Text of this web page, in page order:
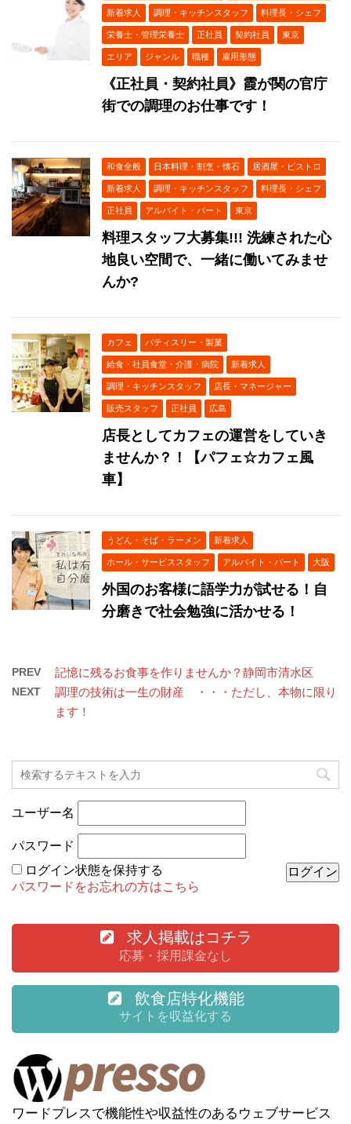
新着求人 調理・キッチンスタッフ 料理長・シェフ
栄養士・管理栄養士 正社員 契約社員 東京
エリア ジャンル 職種 雇用形態
《正社員・契約社員》霞が関の官庁
街での調理のお仕事です！
和食全般 日本料理・割烹・懐石 居酒屋・ビストロ
新着求人 調理・キッチンスタッフ 料理長・シェフ
正社員 アルバイト・パート 東京
料理スタッフ大募集!!! 洗練された心
地良い空間で、一緒に働いてみませ
んか?
カフェ パティスリー・製菓
給食・社員食堂・介護・病院 新着求人
調理・キッチンスタッフ 店長・マネージャー
販売スタッフ 正社員 広島
店長としてカフェの運営をしていき
ませんか？！【パフェ☆カフェ風
車】
うどん・そば・ラーメン 新着求人
ホール・サービススタッフ アルバイト・パート 大阪
外国のお客様に語学力が試せる！自
分磨きで社会勉強に活かせる！
PREV 記憶に残るお食事を作りませんか？静岡市清水区
NEXT
調理の技術は一生の財産 ・・・ただし、本物に限り
ます！
ユーザー名
パスワード
ログイン状態を保持する
パスワードをお忘れの方はこちら
求人掲載はコチラ
応募・採用課金なし
飲食店特化機能
サイトを収益化する
ワードプレスで機能性や収益性のあるウェブサービス